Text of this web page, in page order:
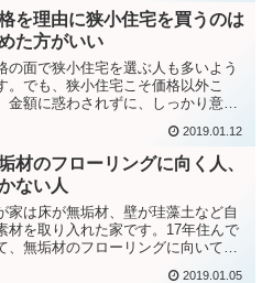
を理由に狭小住宅を買うのは
た方がいい
の面で狭小住宅を選ぶ人も多いよう
。でも、狭小住宅こそ価格以外こ
金額に惑わされずに、しっかり意志
2019.01.12
材のフローリングに向く人、
ない人
家は床が無垢材、壁が珪藻土など自
材を取り入れた家です。17年住んで
、無垢材のフローリングに向いてい
2019.01.05